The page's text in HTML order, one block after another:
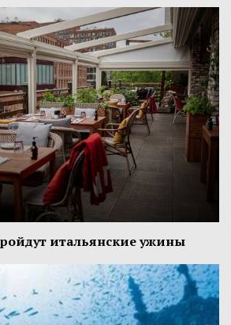
итальянские ужины